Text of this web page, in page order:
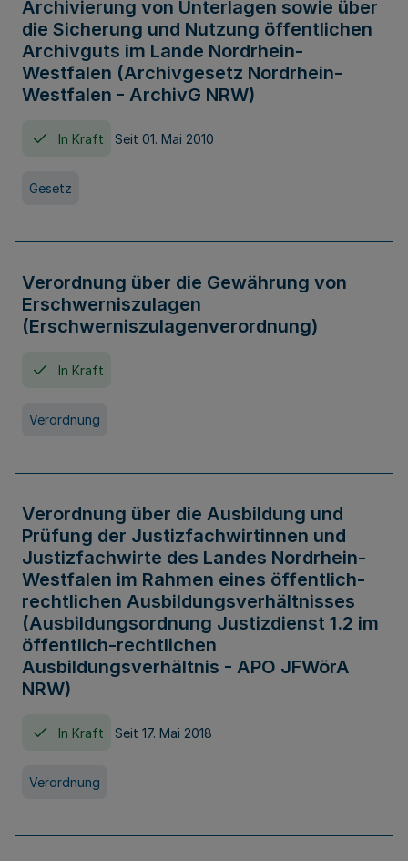
Archivierung von Unterlagen sowie über
die Sicherung und Nutzung öffentlichen
Archivguts im Lande Nordrhein-
Westfalen (Archivgesetz Nordrhein-
Westfalen - ArchivG NRW)
In Kraft Seit 01. Mai 2010
Gesetz
Verordnung über die Gewährung von
Erschwerniszulagen
(Erschwerniszulagenverordnung)
In Kraft
Verordnung
Verordnung über die Ausbildung und
Prüfung der Justizfachwirtinnen und
Justizfachwirte des Landes Nordrhein-
Westfalen im Rahmen eines öffentlich-
rechtlichen Ausbildungsverhältnisses
(Ausbildungsordnung Justizdienst 1.2 im
öffentlich-rechtlichen
Ausbildungsverhältnis - APO JFWörA
NRW)
In Kraft Seit 17. Mai 2018
Verordnung